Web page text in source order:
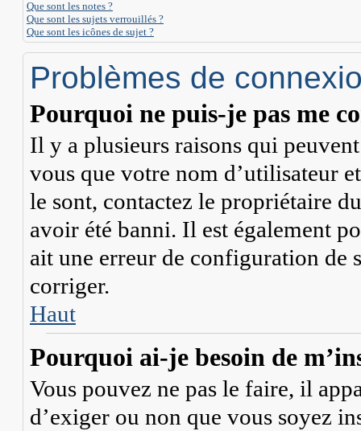
Que sont les notes ?
Que sont les sujets verrouillés ?
Que sont les icônes de sujet ?
Problèmes de
Pourquoi ne puis-je pas me
Il y a plusieurs raisons qui
vous que votre nom d’utilisateur
le sont, contactez le propriétaire
avoir été banni. Il est également
ait une erreur de configuration de
corriger.
Haut
Pourquoi ai-je besoin de
Vous pouvez ne pas le faire, il
d’exiger ou non que vous soyez